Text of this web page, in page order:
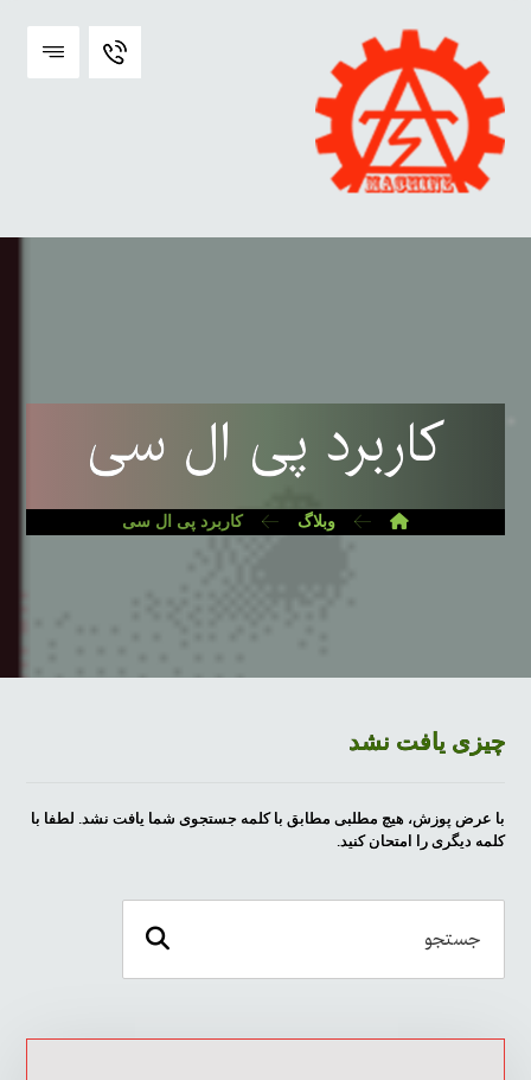
کاربرد پی ال سی
وبلاگ کاربرد پی ال سی
چیزی یافت نشد
با عرض پوزش، هیچ مطلبی مطابق با کلمه جستجوی شما یافت نشد. لطفا با
کلمه دیگری را امتحان کنید.